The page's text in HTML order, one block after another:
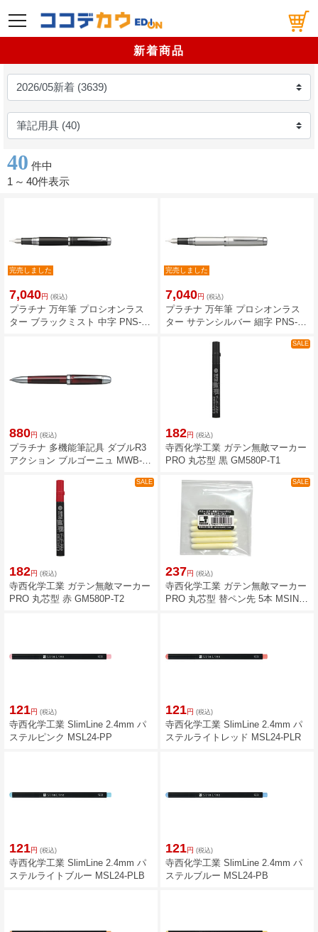
メニュー
新着商品
40 件中
1 ～ 40件表示
完売しました
7,040円 (税込)
プラチナ 万年筆 プロシオンラス
ター ブラックミスト 中字 PNS-
完売しました
7,040円 (税込)
プラチナ 万年筆 プロシオンラス
ター サテンシルバー 細字 PNS-
880円 (税込)
プラチナ 多機能筆記具 ダブルR3
アクション ブルゴーニュ MWB-
SALE
182円 (税込)
寺西化学工業 ガテン無敵マーカー
PRO 丸芯型 黒 GM580P-T1
SALE
182円 (税込)
寺西化学工業 ガテン無敵マーカー
PRO 丸芯型 赤 GM580P-T2
SALE
237円 (税込)
寺西化学工業 ガテン無敵マーカー
PRO 丸芯型 替ペン先 5本 MSIN-
121円 (税込)
寺西化学工業 SlimLine 2.4mm パ
ステルピンク MSL24-PP
121円 (税込)
寺西化学工業 SlimLine 2.4mm パ
ステルライトレッド MSL24-PLR
121円 (税込)
寺西化学工業 SlimLine 2.4mm パ
ステルライトブルー MSL24-PLB
121円 (税込)
寺西化学工業 SlimLine 2.4mm パ
ステルブルー MSL24-PB